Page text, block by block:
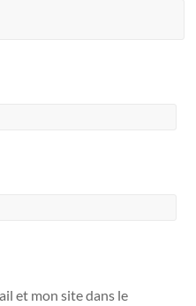
et mon site dans le